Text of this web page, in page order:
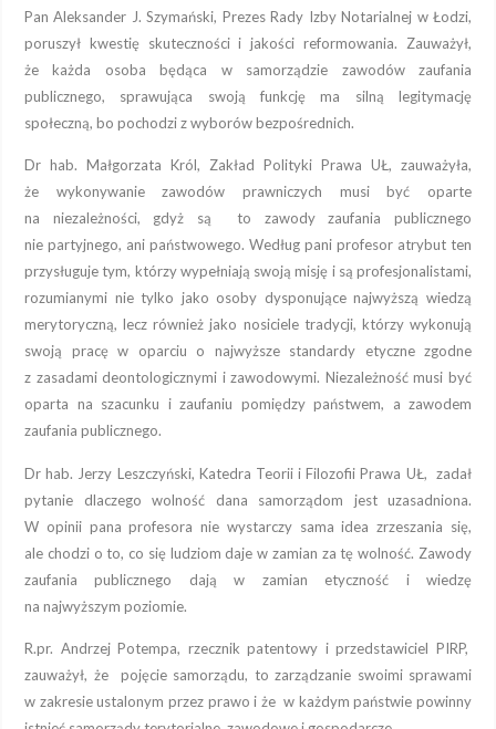
Pan Aleksander J. Szymański, Prezes Rady Izby Notarialnej w Łodzi,
poruszył kwestię skuteczności i jakości reformowania. Zauważył,
że każda osoba będąca w samorządzie zawodów zaufania
publicznego, sprawująca swoją funkcję ma silną legitymację
społeczną, bo pochodzi z wyborów bezpośrednich.
Dr hab. Małgorzata Król, Zakład Polityki Prawa UŁ, zauważyła,
że wykonywanie zawodów prawniczych musi być oparte
na niezależności, gdyż są to zawody zaufania publicznego
nie partyjnego, ani państwowego. Według pani profesor atrybut ten
przysługuje tym, którzy wypełniają swoją misję i są profesjonalistami,
rozumianymi nie tylko jako osoby dysponujące najwyższą wiedzą
merytoryczną, lecz również jako nosiciele tradycji, którzy wykonują
swoją pracę w oparciu o najwyższe standardy etyczne zgodne
z zasadami deontologicznymi i zawodowymi. Niezależność musi być
oparta na szacunku i zaufaniu pomiędzy państwem, a zawodem
zaufania publicznego.
Dr hab. Jerzy Leszczyński, Katedra Teorii i Filozofii Prawa UŁ, zadał
pytanie dlaczego wolność dana samorządom jest uzasadniona.
W opinii pana profesora nie wystarczy sama idea zrzeszania się,
ale chodzi o to, co się ludziom daje w zamian za tę wolność. Zawody
zaufania publicznego dają w zamian etyczność i wiedzę
na najwyższym poziomie.
R.pr. Andrzej Potempa, rzecznik patentowy i przedstawiciel PIRP,
zauważył, że pojęcie samorządu, to zarządzanie swoimi sprawami
w zakresie ustalonym przez prawo i że w każdym państwie powinny